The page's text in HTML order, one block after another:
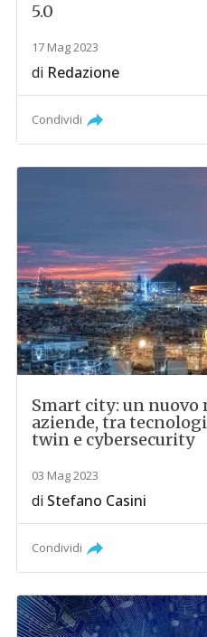
5.0
17 Mag 2023
di Redazione
Condividi
Smart city: un nuovo
aziende, tra
twin e cybersecurity
03 Mag 2023
di Stefano Casini
Condividi